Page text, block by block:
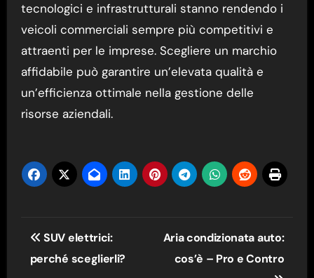
tecnologici e infrastrutturali stanno rendendo i
veicoli commerciali sempre più competitivi e
attraenti per le imprese. Scegliere un marchio
affidabile può garantire un’elevata qualità e
un’efficienza ottimale nella gestione delle
risorse aziendali.
Navigazione
articoli
SUV elettrici:
perché sceglierli?
Aria condizionata auto:
cos’è – Pro e Contro